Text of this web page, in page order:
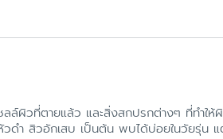
ผิวที่ตายแล้ว และสิ่งสกปรกต่างๆ ที่ทำให้
ำ สิวอักเสบ เป็นต้น พบได้บ่อยในวัยรุ่น แ